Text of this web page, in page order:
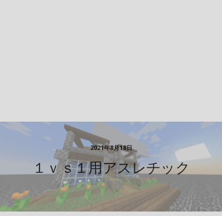
2021年8月18日
１ｖｓ１用アスレチック